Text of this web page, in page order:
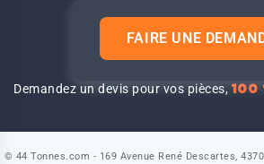
FAIRE UNE
Demandez un devis pour vos pièces,100
© 44 Tonnes.com - 169 Avenue René Descartes,